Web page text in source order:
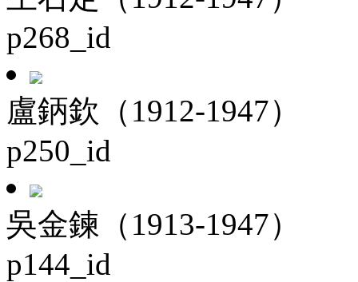
p268_id
盧鈵欽（1912-1947）
p250_id
吳金鍊（1913-1947）
p144_id